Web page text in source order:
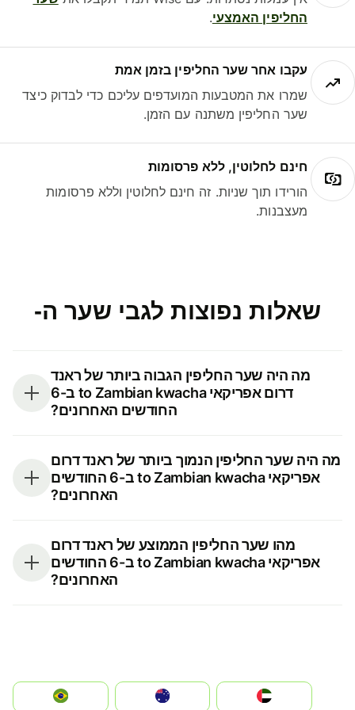
החליפין האמצעי.
עקבו אחר שער החליפין בזמן אמת
שמרו את המטבעות המועדפים עליכם כדי לבדוק כיצד
שער החליפין משתנה עם הזמן.
חינם לחלוטין, ללא פרסומות
הורידו תוך שניות. זה חינם לחלוטין וללא פרסומות
מעצבנות.
שאלות נפוצות לגבי שער ה-
מה היה שער החליפין הגבוה ביותר של ראנד
דרום אפריקאי to Zambian kwacha ב-6
החודשים האחרונים?
מה היה שער החליפין הנמוך ביותר של ראנד דרום
אפריקאי to Zambian kwacha ב-6 החודשים
האחרונים?
מהו שער החליפין הממוצע של ראנד דרום
אפריקאי to Zambian kwacha ב-6 החודשים
האחרונים?
الإمارات العربية المتحدة